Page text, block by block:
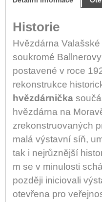
Historie
Hvězdárna
soukromé
postavené v roce
rekonstrukce
hvězdárnička
hvězdárna na
zrekonstruovaných
malá výstavní síň,
tak i nejrůznější
m se v minulosti
později iniciovali
otevřena pro